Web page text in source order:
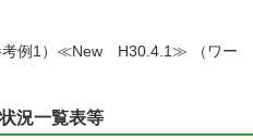
考例1）≪New H30.4.1≫ （ワー
況一覧表等